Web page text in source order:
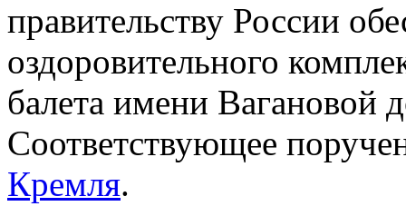
правительству России
оздоровительного
балета имени Вагановой
Соответствующее
Кремля.